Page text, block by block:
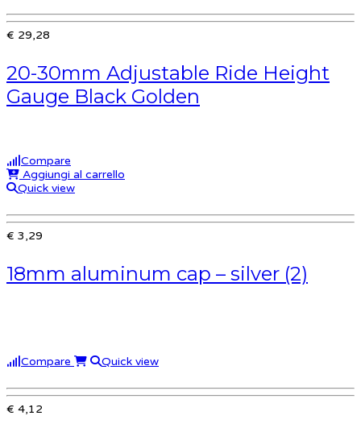
€ 29,28
20-30mm Adjustable Ride Height
Gauge Black Golden
Compare
Aggiungi al carrello
Quick view
€ 3,29
18mm aluminum cap – silver (2)
Compare Quick view
€ 4,12